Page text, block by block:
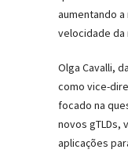
aumentando
velocidade da
Olga Cavalli,
como vice-
focado na
novos gTLDs,
aplicações